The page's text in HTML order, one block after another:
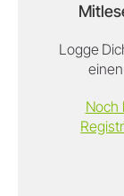
Logge
Noch